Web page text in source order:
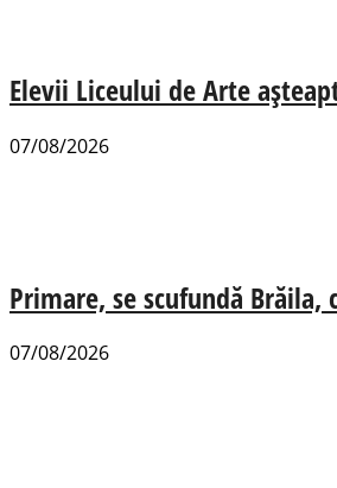
Elevii Liceului de Arte
07/08/2026
Primare, se scufundă
07/08/2026